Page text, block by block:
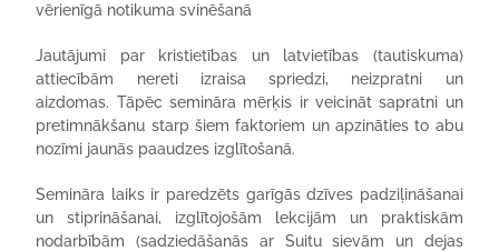
vērienīgā notikumasvinēšanā
Jautājumi par kristietības un latvietības (tautiskuma)
attiecībām nereti izraisa spriedzi, neizpratni un
aizdomas. Tāpēc semināra mērķis ir veicināt sapratni un
pretimnākšanu starp šiem faktoriem un apzināties to abu
nozīmi jaunās paaudzes izglītošanā.
Semināra laiks ir paredzēts garīgās dzīves padziļināšanai
un stiprināšanai, izglītojošām lekcijām un praktiskām
nodarbībām (sadziedāšanās ar Suitu sievām un dejas